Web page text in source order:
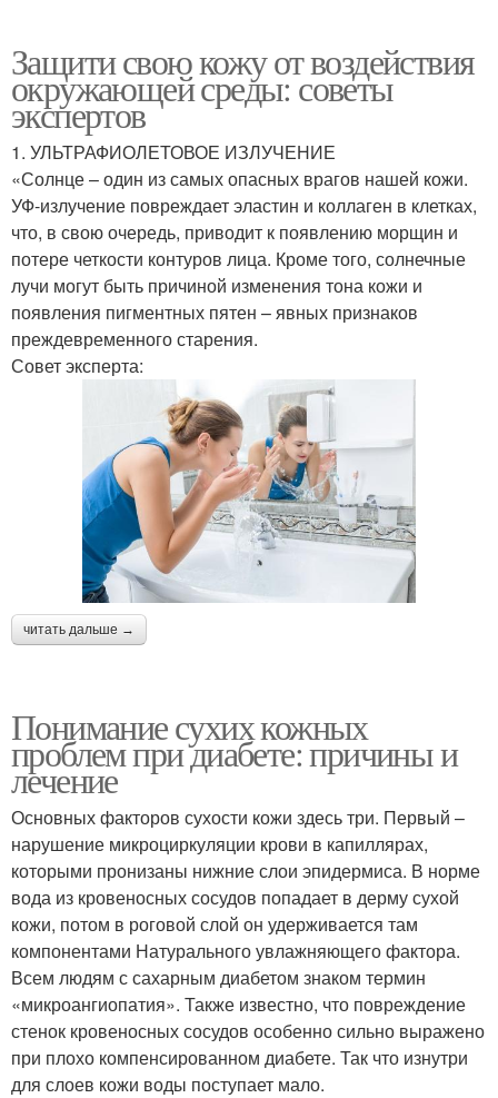
Защити свою кожу от воздействия
окружающей среды: советы
экспертов
1. УЛЬТРАФИОЛЕТОВОЕ ИЗЛУЧЕНИЕ
«Солнце – один из самых опасных врагов нашей кожи.
УФ-излучение повреждает эластин и коллаген в клетках,
что, в свою очередь, приводит к появлению морщин и
потере четкости контуров лица. Кроме того, солнечные
лучи могут быть причиной изменения тона кожи и
появления пигментных пятен – явных признаков
преждевременного старения.
Совет эксперта:
читать дальше →
Понимание сухих кожных
проблем при диабете: причины и
лечение
Основных факторов сухости кожи здесь три. Первый –
нарушение микроциркуляции крови в капиллярах,
которыми пронизаны нижние слои эпидермиса. В норме
вода из кровеносных сосудов попадает в дерму сухой
кожи, потом в роговой слой он удерживается там
компонентами Натурального увлажняющего фактора.
Всем людям с сахарным диабетом знаком термин
«микроангиопатия». Также известно, что повреждение
стенок кровеносных сосудов особенно сильно выражено
при плохо компенсированном диабете. Так что изнутри
для слоев кожи воды поступает мало.